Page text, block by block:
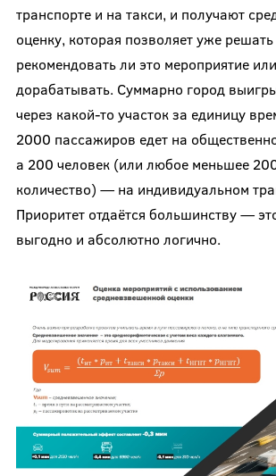
транспорте и на такси, и получают
оценку, которая позволяет уже
рекомендовать ли это мероприятие
дорабатывать. Суммарно город
через какой-то участок за единицу
2000 пассажиров едет на
а 200 человек (или любое меньшее
количество) — на индивидуальном
Приоритет отдаётся большинству —
выгодно и абсолютно логично.